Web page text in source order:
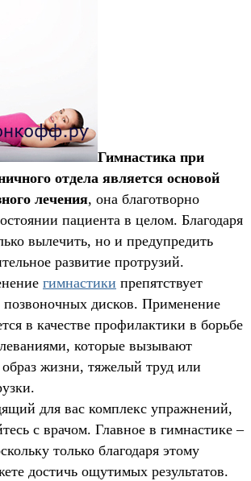
Гимнастика при
отдела является основой
лечения, она благотворно
пациента в целом. Благодаря
вылечить, но и предупредить
развитие протрузий.
гимнастики препятствует
дисков. Применение
в качестве профилактики в борьбе
которые вызывают
жизни, тяжелый труд или
для вас комплекс упражнений,
с врачом. Главное в гимнастике –
только благодаря этому
достичь ощутимых результатов.